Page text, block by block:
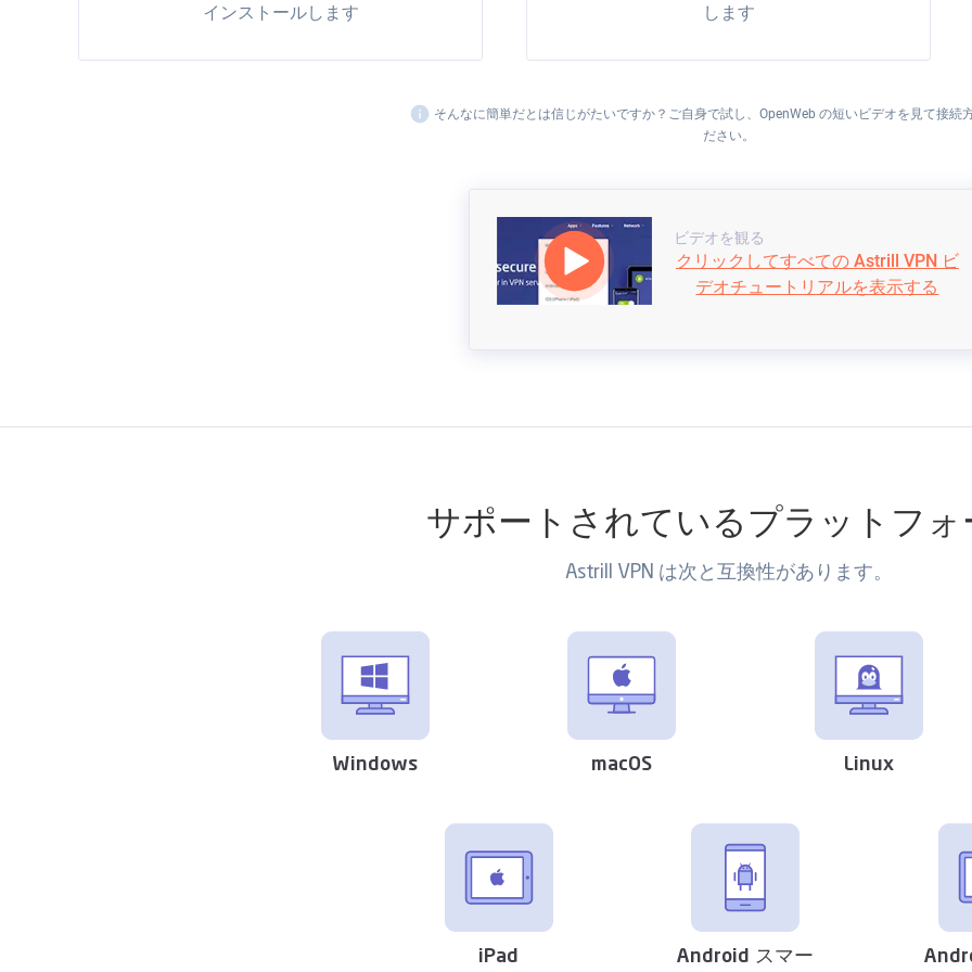
インストールします
します
i
そんなに簡単だとは信じがたいですか？ご自身で試し、OpenWeb の短いビデオを見て接続
ださい。
ビデオを観る
クリックしてすべての Astrill VPN ビ
デオチュートリアルを表示する
サポートされているプラットフォ
Astrill VPN は次と互換性があります。
Windows macOS Linux
iPad Android スマー